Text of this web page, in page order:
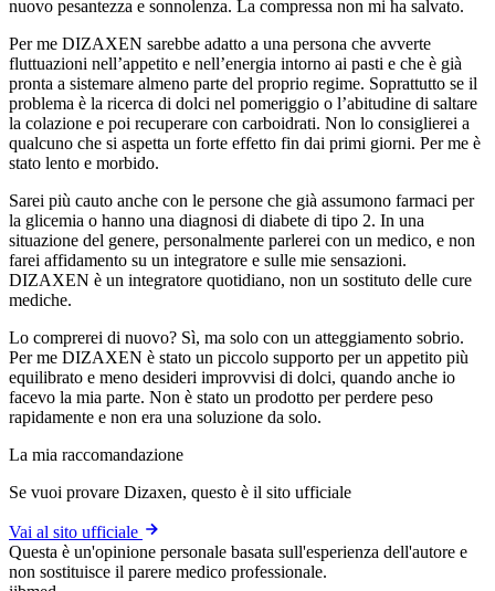
nuovo pesantezza e sonnolenza. La compressa non mi ha salvato.
Per me DIZAXEN sarebbe adatto a una persona che avverte
fluttuazioni nell’appetito e nell’energia intorno ai pasti e che è già
pronta a sistemare almeno parte del proprio regime. Soprattutto se il
problema è la ricerca di dolci nel pomeriggio o l’abitudine di saltare
la colazione e poi recuperare con carboidrati. Non lo consiglierei a
qualcuno che si aspetta un forte effetto fin dai primi giorni. Per me è
stato lento e morbido.
Sarei più cauto anche con le persone che già assumono farmaci per
la glicemia o hanno una diagnosi di diabete di tipo 2. In una
situazione del genere, personalmente parlerei con un medico, e non
farei affidamento su un integratore e sulle mie sensazioni.
DIZAXEN è un integratore quotidiano, non un sostituto delle cure
mediche.
Lo comprerei di nuovo? Sì, ma solo con un atteggiamento sobrio.
Per me DIZAXEN è stato un piccolo supporto per un appetito più
equilibrato e meno desideri improvvisi di dolci, quando anche io
facevo la mia parte. Non è stato un prodotto per perdere peso
rapidamente e non era una soluzione da solo.
La mia raccomandazione
Se vuoi provare Dizaxen, questo è il sito ufficiale
Vai al sito ufficiale
Questa è un'opinione personale basata sull'esperienza dell'autore e
non sostituisce il parere medico professionale.